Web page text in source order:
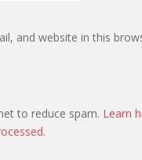
and website in this
to reduce spam. Learn